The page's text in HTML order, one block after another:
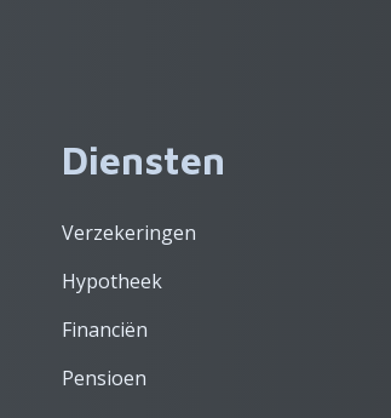
Diensten
Verzekeringen
Hypotheek
Financiën
Pensioen